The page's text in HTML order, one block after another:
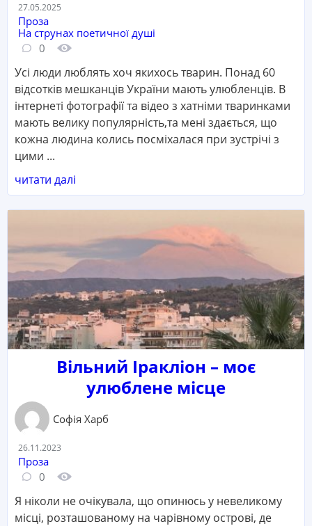
Дата:
27.05.2025
Категорія:
Проза
На струнах поетичної душі
Кількість коментарів:
0 Кількість переглядів:
Усі люди люблять хоч якихось тварин. Понад 60
відсотків мешканців України мають улюбленців. В
інтернеті фотографії та відео з хатніми тваринками
мають велику популярність,та мені здається, що
кожна людина колись посміхалася при зустрічі з
цими ...
читати далі
Вільний Іракліон – моє
улюблене місце
Софія Харб
Дата:
26.11.2023
Категорія:
Проза
Кількість коментарів:
0 Кількість переглядів:
Я ніколи не очікувала, що опинюсь у невеликому
місці, розташованому на чарівному острові, де